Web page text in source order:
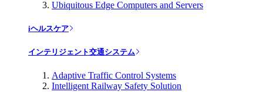
Ubiquitous Edge Computers and Servers
iヘルスケア
インテリジェント交通システム
Adaptive Traffic Control Systems
Intelligent Railway Safety Solution